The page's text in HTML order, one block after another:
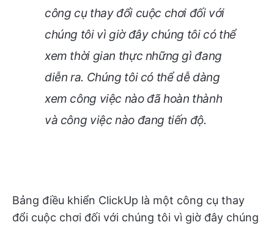
công cụ thay đổi cuộc chơi đối với
chúng tôi vì giờ đây chúng tôi có thể
xem thời gian thực những gì đang
diễn ra. Chúng tôi có thể dễ dàng
xem công việc nào đã hoàn thành
và công việc nào đang tiến độ.
Bảng điều khiển ClickUp là một công cụ thay
đổi cuộc chơi đối với chúng tôi vì giờ đây chúng